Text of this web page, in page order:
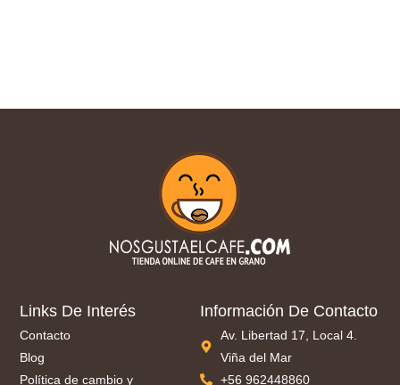
Links De Interés
Contacto
Blog
Política de cambio y
Información De Contacto
Av. Libertad 17, Local 4.
Viña del Mar
+56 962448860